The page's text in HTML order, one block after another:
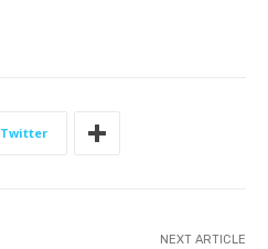
Twitter
NEXT ARTICLE